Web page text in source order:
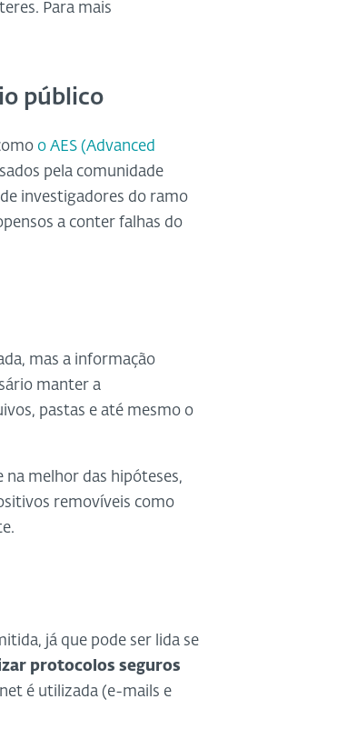
Para mais
público
o AES (Advanced
pela comunidade
investigadores do ramo
a conter falhas do
mas a informação
manter a
pastas e até mesmo o
melhor das hipóteses,
removíveis como
já que pode ser lida se
protocolos seguros
é utilizada (e-mails e